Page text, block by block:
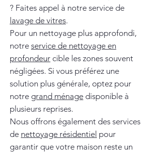
? Faites appel à notre service de
lavage de vitres.
Pour un nettoyage plus approfondi,
notre service de nettoyage en
profondeur cible les zones souvent
négligées. Si vous préférez une
solution plus générale, optez pour
notre grand ménage disponible à
plusieurs reprises.
Nous offrons également des services
de nettoyage résidentiel pour
garantir que votre maison reste un